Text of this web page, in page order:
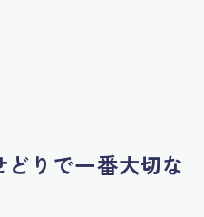
どりで一番大切な